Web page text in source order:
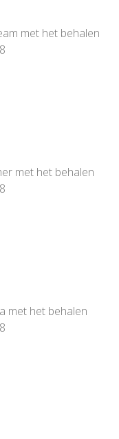
met het behalen
met het behalen
met het behalen